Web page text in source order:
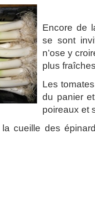
Encore de
se sont
n’ose y
plus
Les
du panier
poireaux et
cueille des